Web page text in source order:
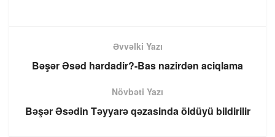
Əvvəlki Yazı
Bəşər Əsəd hardadir?-Bas nazirdən aciqlama
Növbəti Yazı
Bəşər Əsədin Təyyarə qəzasinda öldüyü bildirilir